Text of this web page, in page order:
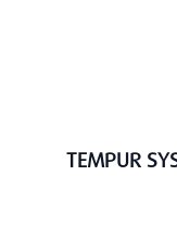
TEMPUR